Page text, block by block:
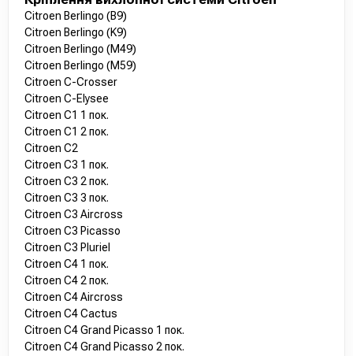
Citroen Berlingo (B9)
Citroen Berlingo (K9)
Citroen Berlingo (M49)
Citroen Berlingo (M59)
Citroen C-Crosser
Citroen C-Elysee
Citroen C1 1 пок.
Citroen C1 2 пок.
Citroen C2
Citroen C3 1 пок.
Citroen C3 2 пок.
Citroen C3 3 пок.
Citroen C3 Aircross
Citroen C3 Picasso
Citroen C3 Pluriel
Citroen C4 1 пок.
Citroen C4 2 пок.
Citroen C4 Aircross
Citroen C4 Cactus
Citroen C4 Grand Picasso 1 пок.
Citroen C4 Grand Picasso 2 пок.